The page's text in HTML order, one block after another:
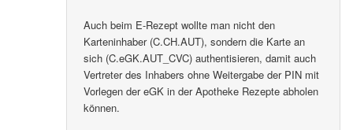
Auch beim E-Rezept wollte man nicht den
Karteninhaber (C.CH.AUT), sondern die Karte an
sich (C.eGK.AUT_CVC) authentisieren, damit auch
Vertreter des Inhabers ohne Weitergabe der PIN mit
Vorlegen der eGK in der Apotheke Rezepte abholen
können.